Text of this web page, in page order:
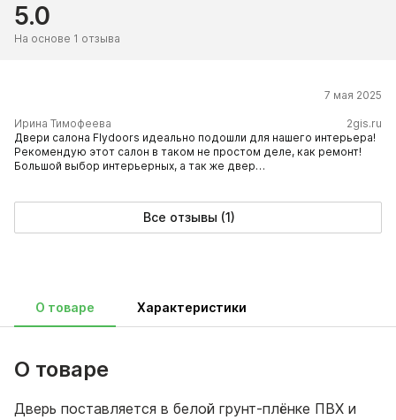
5.0
На основе 1 отзыва
7 мая 2025
​Ирина Тимофеева
2gis.ru
Двери салона Flydoors идеально подошли для нашего интерьера!
Рекомендую этот салон в таком не простом деле, как ремонт!
Большой выбор интерьерных, а так же двер…
Все отзывы (1)
О товаре Характеристики
О товаре
Дверь поставляется в белой грунт-плёнке ПВХ и